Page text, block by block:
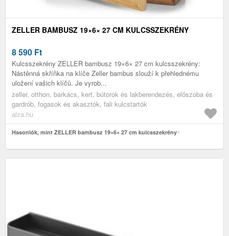
ZELLER BAMBUSZ 19×6× 27 CM KULCSSZEKRÉNY
8 590 Ft
Kulcsszekrény ZELLER bambusz 19×6× 27 cm kulcsszekrény:
Nástěnná skříňka na klíče Zeller bambus slouží k přehlednému
uložení vašich klíčů. Je vyrob...
zeller, otthon, barkács, kert, bútorok és lakberendezés, előszoba és
gardrób, fogasok és akasztók, fali kulcstartók
alza.hu
Hasonlók, mint ZELLER bambusz 19×6× 27 cm kulcsszekrény